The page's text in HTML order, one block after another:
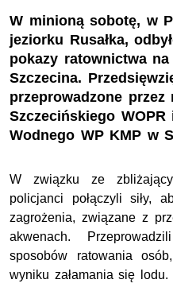
W minioną sobotę, w
jeziorku Rusałka,
pokazy ratownictwa
Szczecina.
przeprowadzone przez
Szczecińskiego
Wodnego WP KMP w
W związku ze
policjanci połączyli siły,
zagrożenia, związane z
akwenach.
sposobów ratowania
wyniku załamania się lodu.